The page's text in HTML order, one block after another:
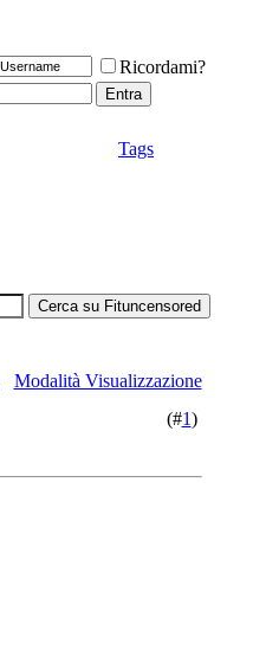
Ricordami?
Tags
Modalità Visualizzazione
(#1)